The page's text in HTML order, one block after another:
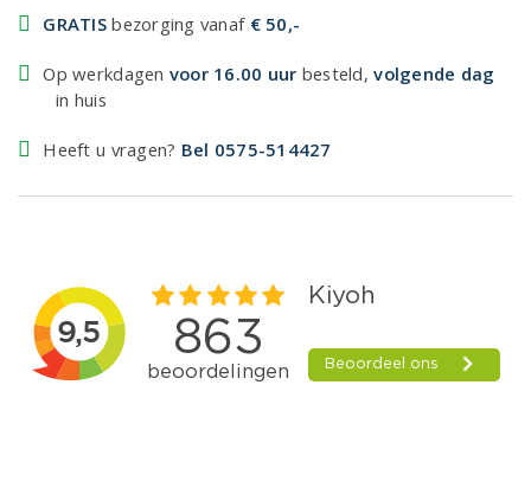
GRATIS bezorging vanaf € 50,-
Op werkdagen voor 16.00 uur besteld,volgende dag
in huis
Heeft u vragen? Bel 0575-514427